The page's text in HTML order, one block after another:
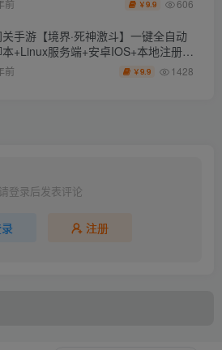
前 ￥9.9 606
手游【境界·死神激斗】一键全自动
+Linux服务端+安卓IOS+本地注册
权后台+搭建教程
前 ￥9.9 1428
请登录后发表评论
注册